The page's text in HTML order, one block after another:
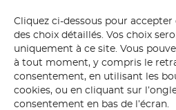
Cliquez ci-dessous pour
des choix détaillés. Vos choix
uniquement à ce site. Vous
à tout moment, y compris le
consentement, en utilisant les
cookies, ou en cliquant sur
consentement en bas de l’écran.